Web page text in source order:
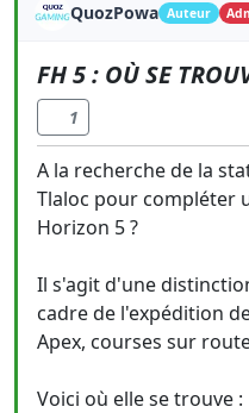
QuozPowa Auteur
FH 5 : OÙ SE
1
A la recherche de la
Tlaloc pour compléter
Horizon 5 ?
Il s'agit d'une
cadre de l'expédition
Apex, courses sur
Voici où elle se trouve :